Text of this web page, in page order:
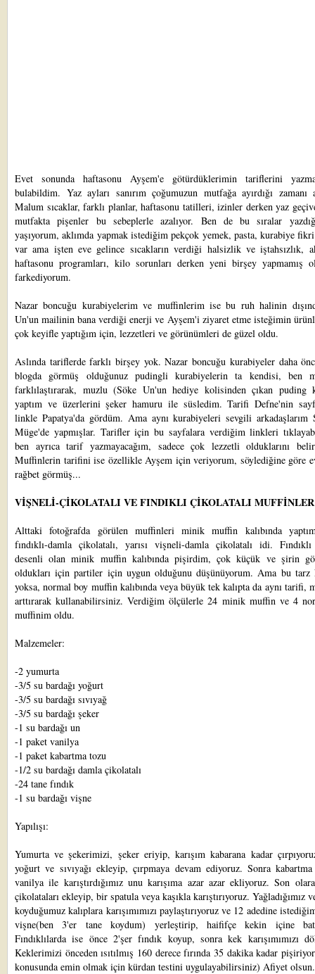
Evet sonunda haftasonu Ayşem'e götürdüklerimin tariflerini
bulabildim. Yaz ayları sanırım çoğumuzun mutfağa ayırdığı zamanı
Malum sıcaklar, farklı planlar, haftasonu tatilleri, izinler derken yaz
mutfakta pişenler bu sebeplerle azalıyor. Ben de bu sıralar
yaşıyorum, aklımda yapmak istediğim pekçok yemek, pasta, kurabiye
var ama işten eve gelince sıcakların verdiği halsizlik ve iştahsızlık,
haftasonu programları, kilo sorunları derken yeni birşey yapmamış
farkediyorum.
Nazar boncuğu kurabiyelerim ve muffinlerim ise bu ruh halinin
Un'unmailinin bana verdiği enerji ve Ayşem'i ziyaret etme isteğimin
çok keyifle yaptığım için, lezzetleri ve görünümleri de güzel oldu.
Aslında tariflerde farklı birşey yok. Nazar boncuğu kurabiyeler daha
blogda görmüş olduğunuz pudingli kurabiyelerin ta kendisi, ben
farklılaştırarak, muzlu (Söke Un'un hediye kolisindençıkan puding
yaptım ve üzerlerini şeker hamuru ile süsledim. TarifiDefne'nin
linkle Papatya'da gördüm. Ama aynı kurabiyeleri sevgili arkadaşlarım
Müge'de yapmışlar. Tarifler için bu sayfalara verdiğim linkleri
ben ayrıca tarif yazmayacağım, sadece çok lezzetli olduklarını
Muffinlerin tarifini ise özellikle Ayşem için veriyorum, söylediğine göre
rağbet görmüş...
VİŞNELİ-ÇİKOLATALI VE FINDIKLI ÇİKOLATALI MUFFİNLER
Alttaki fotoğrafda görülen muffinleri minik muffin kalıbında
fındıklı-damla çikolatalı, yarısı vişneli-damla çikolatalı idi.
desenli olan minik muffin kalıbında pişirdim, çok küçük ve şirin
oldukları için partiler için uygun olduğunu düşünüyorum. Ama bu tarz
yoksa, normal boy muffin kalıbında veya büyük tek kalıpta da aynı tarifi,
arttırarak kullanabilirsiniz. Verdiğim ölçülerle 24 minik muffin ve 4
muffinim oldu.
Malzemeler:
-2 yumurta
-3/5 su bardağı yoğurt
-3/5 su bardağı sıvıyağ
-3/5 su bardağı şeker
-1 su bardağı un
-1 paket vanilya
-1 paket kabartma tozu
-1/2 su bardağı damla çikolatalı
-24 tane fındık
-1 su bardağı vişne
Yapılışı:
Yumurta ve şekerimizi, şeker eriyip, karışım kabarana kadar
yoğurt ve sıvıyağı ekleyip, çırpmaya devam ediyoruz. Sonra
vanilya ile karıştırdığımız unu karışıma azar azar ekliyoruz. Son
çikolataları ekleyip, bir spatula veya kaşıkla karıştırıyoruz. Yağladığımız
koyduğumuz kalıplara karışımımızı paylaştırıyoruz ve 12 adedine
vişne(ben 3'er tane koydum) yerleştirip, haififçe kekin içine
Fındıklılarda ise önce 2'şer fındık koyup, sonra kek karışımımızı
Keklerimizi önceden ısıtılmış 160 derece fırında 35 dakika kadar
konusunda emin olmak için kürdan testini uygulayabilirsiniz) Afiyet